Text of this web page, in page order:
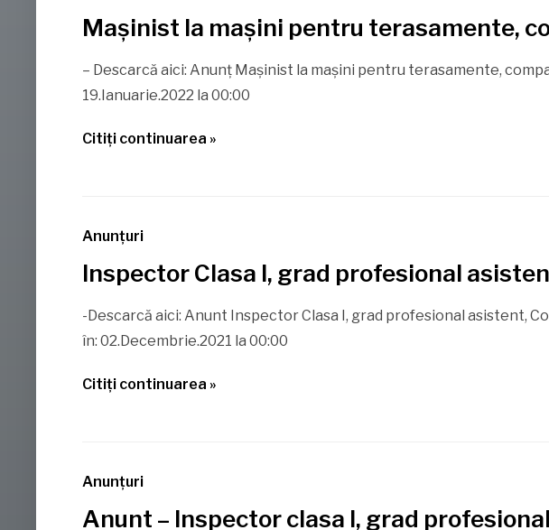
Mașinist la mașini pentru terasamente,
– Descarcă aici: Anunț Mașinist la mașini pentru terasamente,
19.Ianuarie.2022 la 00:00
Citiţi continuarea »
Anunţuri
Inspector Clasa I, grad profesional
-Descarcă aici: Anunt Inspector Clasa I, grad profesional asistent,
în: 02.Decembrie.2021 la 00:00
Citiţi continuarea »
Anunţuri
Anunt – Inspector clasa I, grad